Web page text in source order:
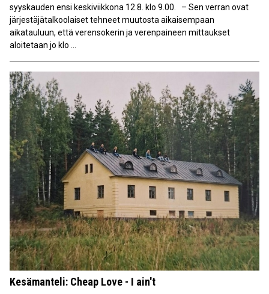
syyskauden ensi keskiviikkona 12.8. klo 9.00. – Sen verran ovat
järjestäjätalkoolaiset tehneet muutosta aikaisempaan
aikatauluun, että verensokerin ja verenpaineen mittaukset
aloitetaan jo klo ...
Kesämanteli: Cheap Love - I ain't